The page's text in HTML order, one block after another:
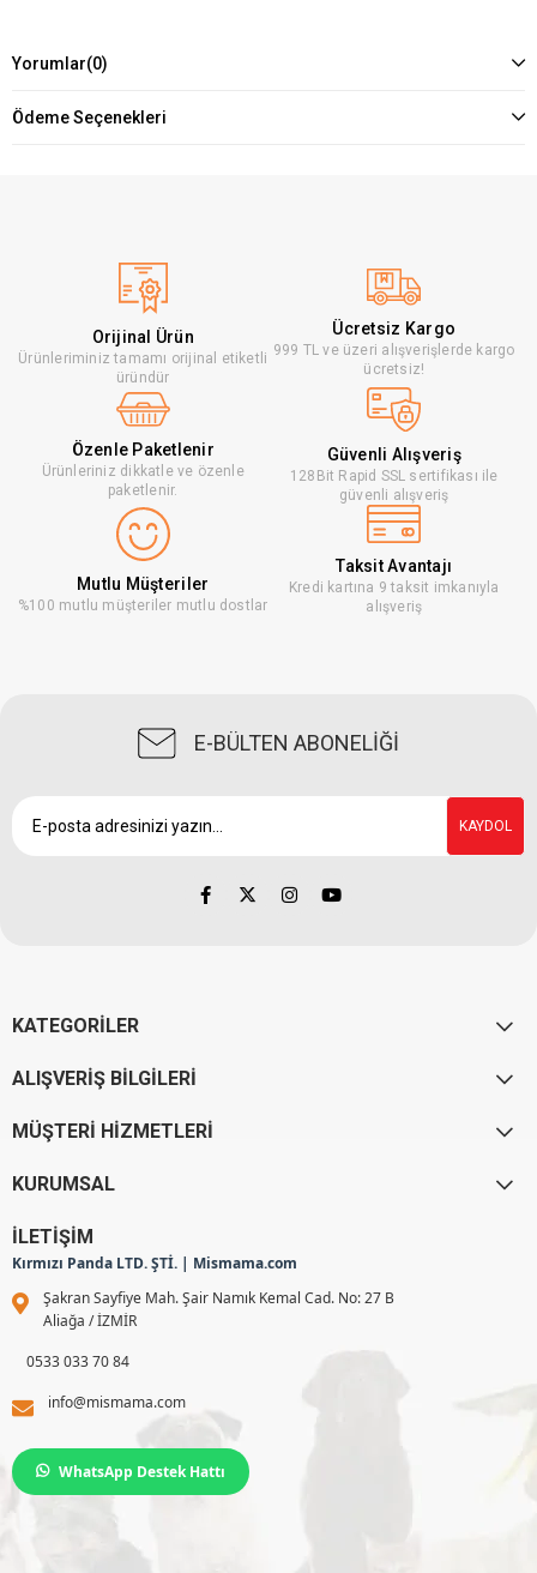
Yorumlar(0)
Ödeme Seçenekleri
Orijinal Ürün
Ürünleriminiz tamamı orijinal etiketli
üründür
Ücretsiz Kargo
999 TL ve üzeri alışverişlerde kargo
ücretsiz!
Özenle Paketlenir
Ürünleriniz dikkatle ve özenle
paketlenir.
Güvenli Alışveriş
128Bit Rapid SSL sertifikası ile
güvenli alışveriş
Mutlu Müşteriler
%100 mutlu müşteriler mutlu dostlar
Taksit Avantajı
Kredi kartına 9 taksit imkanıyla
alışveriş
E-BÜLTEN ABONELİĞİ
KAYDOL
KATEGORİLER
ALIŞVERİŞ BİLGİLERİ
MÜŞTERİ HİZMETLERİ
KURUMSAL
İLETİŞİM
Kırmızı Panda LTD. ŞTİ. | Mismama.com
Şakran Sayfiye Mah. Şair Namık Kemal Cad. No: 27 B
Aliağa / İZMİR
0533 033 70 84
info@mismama.com
WhatsApp Destek Hattı